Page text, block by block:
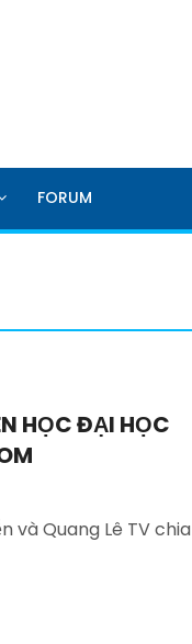
FORUM
HỌC ĐẠI HỌC
và Quang Lê TV chia